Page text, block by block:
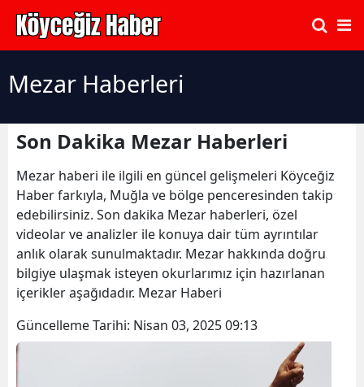
Mezar Haberleri
Son Dakika Mezar Haberleri
Mezar haberi ile ilgili en güncel gelişmeleri Köyceğiz
Haber farkıyla, Muğla ve bölge penceresinden takip
edebilirsiniz. Son dakika Mezar haberleri, özel
videolar ve analizler ile konuya dair tüm ayrıntılar
anlık olarak sunulmaktadır. Mezar hakkında doğru
bilgiye ulaşmak isteyen okurlarımız için hazırlanan
içerikler aşağıdadır. Mezar Haberi
Güncelleme Tarihi: Nisan 03, 2025 09:13